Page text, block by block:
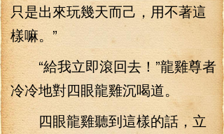
只是出來玩幾天而己，用不著這
樣嘛。”
“給我立即滾回去！”龍雞尊者
冷冷地對四眼龍雞沉喝道。
四眼龍雞聽到這樣的話，立